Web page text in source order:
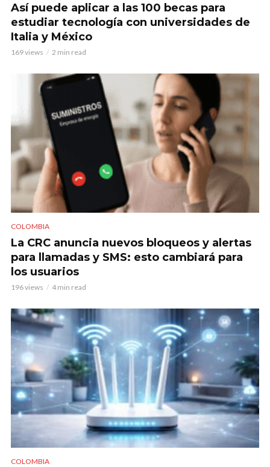
Así puede aplicar a las 100 becas para
estudiar tecnología con universidades de
Italia y México
169 views 2 min read
COLOMBIA
La CRC anuncia nuevos bloqueos y alertas
para llamadas y SMS: esto cambiará para
los usuarios
196 views 4 min read
COLOMBIA